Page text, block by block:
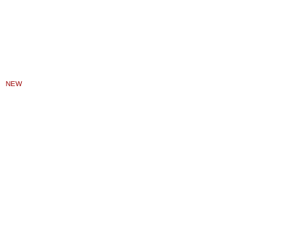
NEW